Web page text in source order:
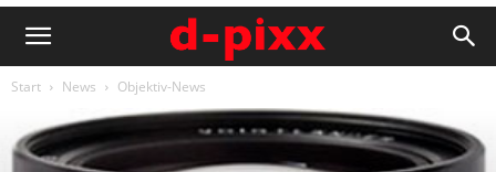
Start News Objektiv-News